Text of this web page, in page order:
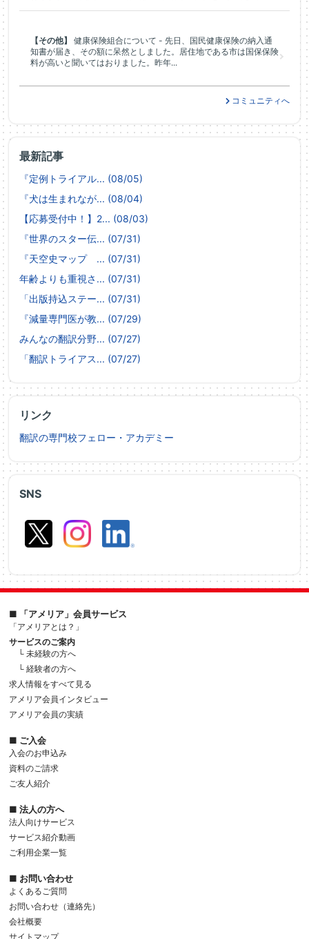
SNS
最新記事
『定例トライアル... (08/05)
『犬は生まれなが... (08/04)
【応募受付中！】2... (08/03)
『世界のスター伝... (07/31)
『天空史マップ ... (07/31)
年齢よりも重視さ... (07/31)
「出版持込ステー... (07/31)
『減量専門医が教... (07/29)
みんなの翻訳分野... (07/27)
「翻訳トライアス... (07/27)
リンク
翻訳の専門校フェロー・アカデミー
【その他】
健康保険組合について - 先日、国民健康保険の納入通
知書が届き、その額に呆然としました。居住地である市は国保保険
料が高いと聞いてはおりました。昨年...
コミュニティへ
■ 「アメリア」会員サービス
「アメリアとは？」
サービスのご案内
└ 未経験の方へ
└ 経験者の方へ
求人情報をすべて見る
アメリア会員インタビュー
アメリア会員の実績
■ ご入会
入会のお申込み
資料のご請求
ご友人紹介
■ 法人の方へ
法人向けサービス
サービス紹介動画
ご利用企業一覧
■ お問い合わせ
よくあるご質問
お問い合わせ（連絡先）
会社概要
サイトマップ